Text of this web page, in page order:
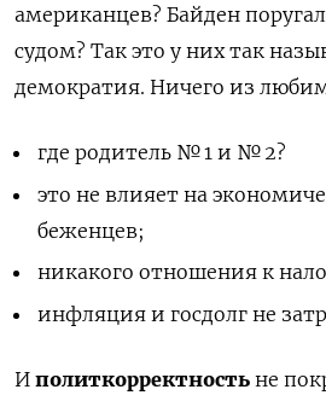
американцев? Байден
судом? Так это у них так
демократия. Ничего из
где родитель № 1 и № 2?
это не влияет на
беженцев;
никакого отношения к
инфляция и госдолг не
И политкорректность не